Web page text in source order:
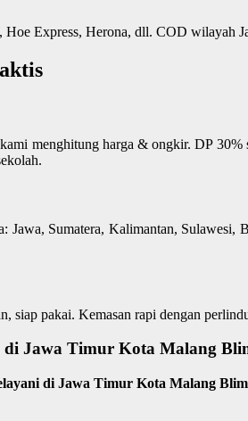
Hoe Express, Herona, dll. COD wilayah
menghitung harga & ongkir. DP
Jawa, Sumatera, Kalimantan,
siap pakai. Kemasan rapi dengan
Jawa Timur Kota Malang
di Jawa Timur Kota Malang